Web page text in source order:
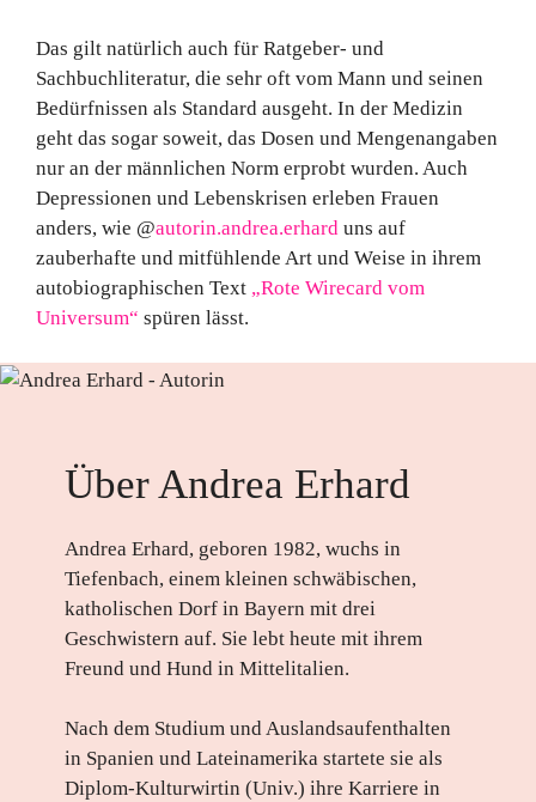
Das gilt natürlich auch für Ratgeber- und
Sachbuchliteratur, die sehr oft vom Mann und seinen
Bedürfnissen als Standard ausgeht. In der Medizin
geht das sogar soweit, das Dosen und Mengenangaben
nur an der männlichen Norm erprobt wurden. Auch
Depressionen und Lebenskrisen erleben Frauen
anders, wie @autorin.andrea.erhard uns auf
zauberhafte und mitfühlende Art und Weise in ihrem
autobiographischen Text „Rote Wirecard vom
Universum“ spüren lässt.
Über Andrea Erhard
Andrea Erhard, geboren 1982, wuchs in
Tiefenbach, einem kleinen schwäbischen,
katholischen Dorf in Bayern mit drei
Geschwistern auf. Sie lebt heute mit ihrem
Freund und Hund in Mittelitalien.
Nach dem Studium und Auslandsaufenthalten
in Spanien und Lateinamerika startete sie als
Diplom-Kulturwirtin (Univ.) ihre Karriere in